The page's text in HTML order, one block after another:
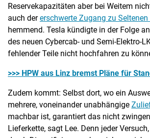
Reservekapazitäten aber bei Weitem
auch dererschwerte Zugang zu Seltenen
hemmend. Tesla kündigte in der Folge
des neuen Cybercab- und Semi-Elektro-
fehlender Teile nicht hochfahren zu
>>> HPW aus Linz bremst Pläne für
Zudem kommt: Selbst dort, wo ein
mehrere, voneinander unabhängige
machbar ist, garantiert das nicht
Lieferkette, sagt Lee. Denn jeder